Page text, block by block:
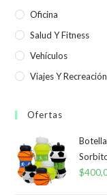
Oficina
Salud Y Fitness
Vehículos
Viajes Y Recreación
Ofertas
$